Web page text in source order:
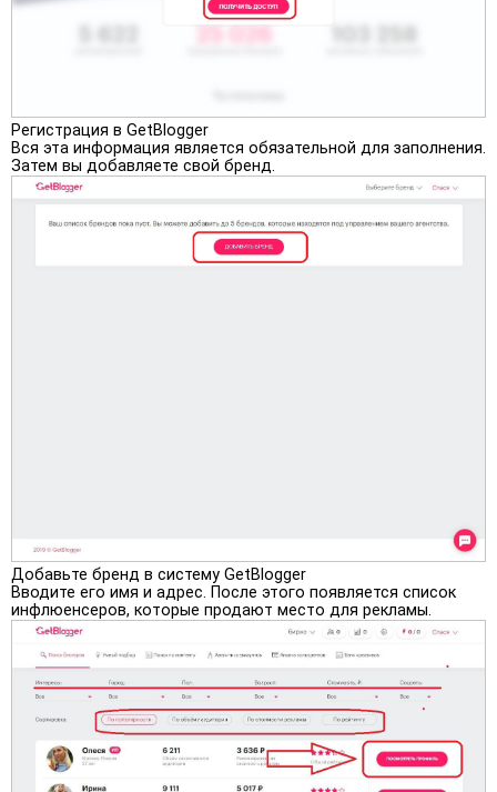
Регистрация в GetBlogger
Вся эта информация является обязательной для заполнения.
Затем вы добавляете свой бренд.
Добавьте бренд в систему GetBlogger
Вводите его имя и адрес. После этого появляется список
инфлюенсеров, которые продают место для рекламы.